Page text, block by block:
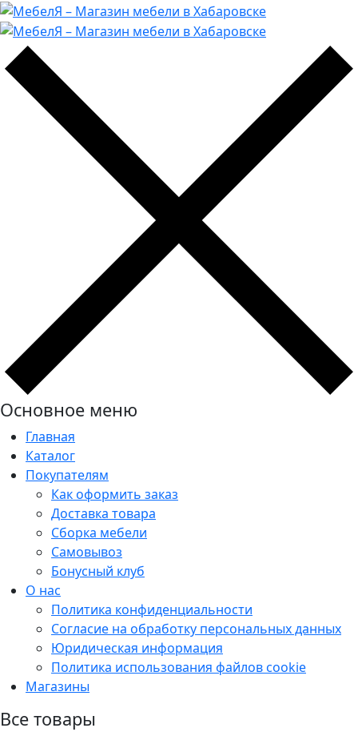
Основное меню
Главная
Каталог
Покупателям
Как оформить заказ
Доставка товара
Сборка мебели
Самовывоз
Бонусный клуб
О нас
Политика конфиденциальности
Согласие на обработку персональных данных
Юридическая информация
Политика использования файлов cookie
Магазины
Все товары